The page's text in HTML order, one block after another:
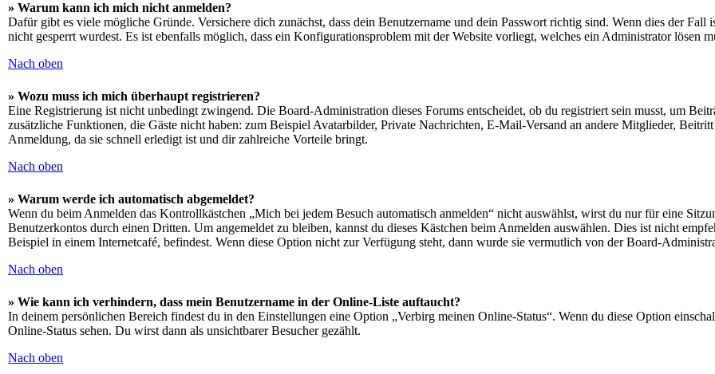
» Warum kann ich mich nicht anmelden?
Dafür gibt es viele mögliche Gründe. Versichere dich zunächst, dass dein Benutzername und dein Passwort richtig sind. Wenn dies der
nicht gesperrt wurdest. Es ist ebenfalls möglich, dass ein Konfigurationsproblem mit der Website vorliegt, welches ein Administrator lösen
Nach oben
» Wozu muss ich mich überhaupt registrieren?
Eine Registrierung ist nicht unbedingt zwingend. Die Board-Administration dieses Forums entscheidet, ob du registriert sein musst, um
zusätzliche Funktionen, die Gäste nicht haben: zum Beispiel Avatarbilder, Private Nachrichten, E-Mail-Versand an andere Mitglieder,
Anmeldung, da sie schnell erledigt ist und dir zahlreiche Vorteile bringt.
Nach oben
» Warum werde ich automatisch abgemeldet?
Wenn du beim Anmelden das Kontrollkästchen „Mich bei jedem Besuch automatisch anmelden“ nicht auswählst, wirst du nur für eine
Benutzerkontos durch einen Dritten. Um angemeldet zu bleiben, kannst du dieses Kästchen beim Anmelden auswählen. Dies ist nicht
Beispiel in einem Internetcafé, befindest. Wenn diese Option nicht zur Verfügung steht, dann wurde sie vermutlich von der Board-
Nach oben
» Wie kann ich verhindern, dass mein Benutzername in der Online-Liste auftaucht?
In deinem persönlichen Bereich findest du in den Einstellungen eine Option „Verbirg meinen Online-Status“. Wenn du diese Option
Online-Status sehen. Du wirst dann als unsichtbarer Besucher gezählt.
Nach oben